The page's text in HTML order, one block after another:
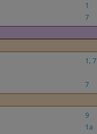
1
7
1 , 7
7
9
1a